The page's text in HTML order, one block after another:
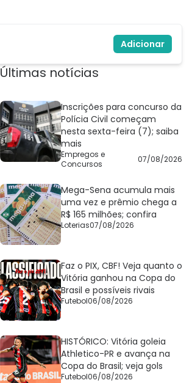
Adicionar
Últimas notícias
Inscrições para concurso da
Polícia Civil começam
nesta sexta-feira (7); saiba
mais
Empregos e
Concursos
07/08/2026
Mega-Sena acumula mais
uma vez e prêmio chega a
R$ 165 milhões; confira
Loterias07/08/2026
Faz o PIX, CBF! Veja quanto o
Vitória ganhou na Copa do
Brasil e possíveis rivais
Futebol06/08/2026
HISTÓRICO: Vitória goleia
Athletico-PR e avança na
Copa do Brasil; veja gols
Futebol06/08/2026